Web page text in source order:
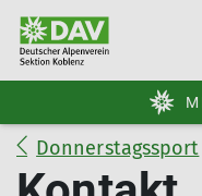
Donnerstagssport